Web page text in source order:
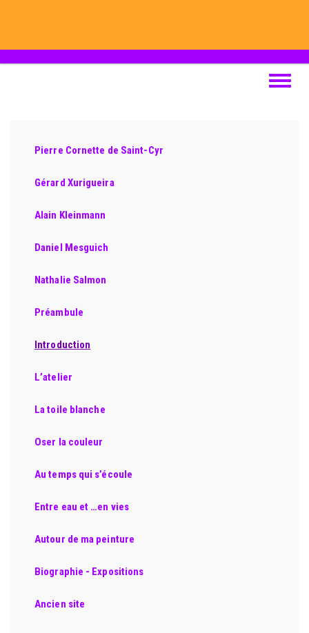
Toggle
Pierre Cornette de Saint-Cyr
Gérard Xurigueira
Alain Kleinmann
Daniel Mesguich
Nathalie Salmon
Préambule
Introduction
L’atelier
La toile blanche
Oser la couleur
Au temps qui s’écoule
Entre eau et …en vies
Autour de ma peinture
Biographie - Expositions
Ancien site